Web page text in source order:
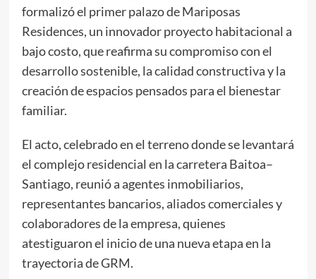
formalizó el primer palazo de Mariposas
Residences, un innovador proyecto habitacional a
bajo costo, que reafirma su compromiso con el
desarrollo sostenible, la calidad constructiva y la
creación de espacios pensados para el bienestar
familiar.
El acto, celebrado en el terreno donde se levantará
el complejo residencial en la carretera Baitoa–
Santiago, reunió a agentes inmobiliarios,
representantes bancarios, aliados comerciales y
colaboradores de la empresa, quienes
atestiguaron el inicio de una nueva etapa en la
trayectoria de GRM.